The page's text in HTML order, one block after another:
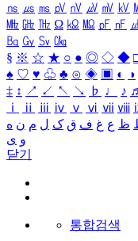
㎱ ㎲ ㎳ ㎴ ㎵ ㎶ ㎷ ㎸
㎒ ㎓ ㎔ Ω ㏀ ㏁ ㎊ ㎋
㏃ ㏉ ㏜ ㏆
§ ※ ☆ ★ ○ ● ◎ ◇ ◆
♠ ♡ ♥ ♧ ♣ ⊙ ◈ ▣ ◐ ◑
‡ ↕ ↗ ↙ ↖ ↘ ♭ ♩ ♪ ♬
ⅰ
ⅱ ⅲ ⅳ ⅴ ⅵ ⅶ ⅷ
ظ ع غ ف ق ک ل م ن ه
و ی
닫기
통합검색